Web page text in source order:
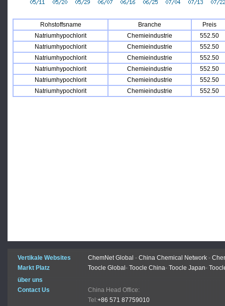
Rohstoffsname Branche
Preis
Natriumhypochlorit
Chemieindustrie
552.50
Natriumhypochlorit
Chemieindustrie
552.50
Natriumhypochlorit
Chemieindustrie
552.50
Natriumhypochlorit
Chemieindustrie
552.50
Natriumhypochlorit
Chemieindustrie
552.50
Natriumhypochlorit
Chemieindustrie 552.50
Vertikale Websites ChemNet Global - China Chemical Network -
Markt Platz
Toocle Global - Toocle China- Toocle Japan-
über uns
Contact Us
China Head Office:
Tel:+86 571 87759010